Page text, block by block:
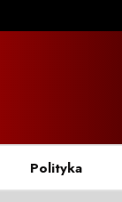
Polityka